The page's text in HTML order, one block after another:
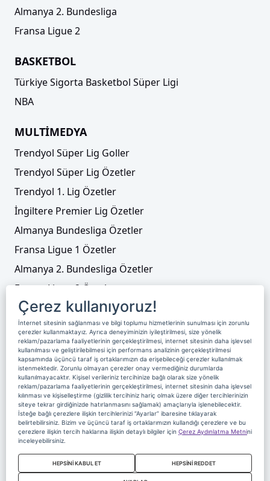
Almanya 2. Bundesliga
Fransa Ligue 2
BASKETBOL
Türkiye Sigorta Basketbol Süper Ligi
NBA
MULTİMEDYA
Trendyol Süper Lig Goller
Trendyol Süper Lig Özetler
Trendyol 1. Lig Özetler
İngiltere Premier Lig Özetler
Almanya Bundesliga Özetler
Fransa Ligue 1 Özetler
Almanya 2. Bundesliga Özetler
Fransa Ligue 2 Özetler
Tenis
Video Liste
Foto Galeriler
Üyelik Yayın Akışı Reklam
Site Sözleşmesi
Künye ve İletişim
Çerez Politikası
Çerez Yönetimi
Veri Sahibi Başvuru Formu
Nereden İzlerim
Copyright 2020 Digiturk Bu siteyi kullanarak sözleşmeyi kabul etmiş
sayılırsınız.
Çerez kullanıyoruz!
İnternet sitesinin sağlanması ve bilgi toplumu hizmetlerinin sunulması için zorunlu
çerezler kullanmaktayız. Ayrıca deneyiminizin iyileştirilmesi, size yönelik
reklam/pazarlama faaliyetlerinin gerçekleştirilmesi, internet sitesinin daha işlevsel
kullanılması ve geliştirilebilmesi için performans analizinin gerçekleştirilmesi
kapsamında üçüncü taraf iş ortaklarımızın da erişebileceği çerezler kullanılmak
istenmektedir. Zorunlu olmayan çerezler onay vermediğiniz durumlarda
kullanılmayacaktır. Kişisel verileriniz tercihinize bağlı olarak size yönelik
reklam/pazarlama faaliyetlerinin gerçekleştirilmesi, internet sitesinin daha işlevsel
kılınması ve kişiselleştirme (gizlilik tercihiniz hariç olmak üzere diğer tercihlerinizin
siteye tekrar girdiğinizde hatırlanmasını sağlamak) amaçlarıyla işlenebilecektir.
İsteğe bağlı çerezlere ilişkin tercihlerinizi “Ayarlar” ibaresine tıklayarak
belirtebilirsiniz. Bizim ve üçüncü taraf iş ortaklarımızın kullandığı çerezlere ve bu
çerezlere ilişkin tercih haklarına ilişkin detaylı bilgiler için Çerez Aydınlatma Metnini
inceleyebilirsiniz.
HEPSİNİ KABUL ET HEPSİNİ REDDET